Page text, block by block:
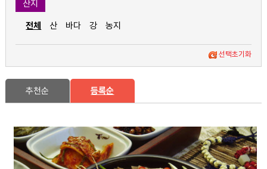
산지
전체 산 바다 강 농지
선택초기화
추천순 등록순